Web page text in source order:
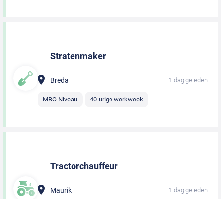
Stratenmaker
Breda 1 dag geleden
MBO Niveau 40-urige werkweek
Tractorchauffeur
Maurik 1 dag geleden